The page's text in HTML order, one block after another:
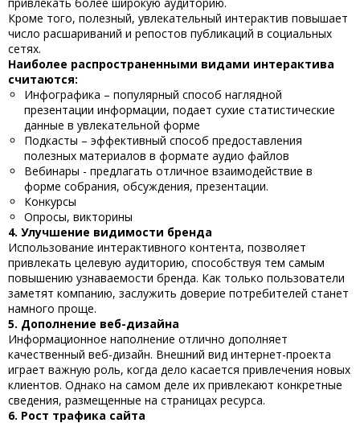
Кроме того, полезный, увлекательный интерактив повышает
число расшариваний и репостов публикаций в социальных
сетях.
Наиболее распространенными видами интерактива
считаются:
Инфографика – популярный способ наглядной
презентации информации, подает сухие статистические
данные в увлекательной форме
Подкасты – эффективный способ предоставления
полезных материалов в формате аудио файлов
Вебинары - предлагать отличное взаимодействие в
форме собрания, обсуждения, презентации.
Конкурсы
Опросы, викторины
4. Улучшение видимости бренда
Использование интерактивного контента, позволяет
привлекать целевую аудиторию, способствуя тем самым
повышению узнаваемости бренда. Как только пользователи
заметят компанию, заслужить доверие потребителей станет
намного проще.
5. Дополнение веб-дизайна
Информационное наполнение отлично дополняет
качественный веб-дизайн. Внешний вид интернет-проекта
играет важную роль, когда дело касается привлечения новых
клиентов. Однако на самом деле их привлекают конкретные
сведения, размещенные на страницах ресурса.
6. Рост трафика сайта